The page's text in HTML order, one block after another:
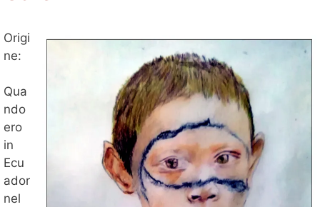
Origi
ne:
Qua
ndo
ero
in
Ecu
ador
nel